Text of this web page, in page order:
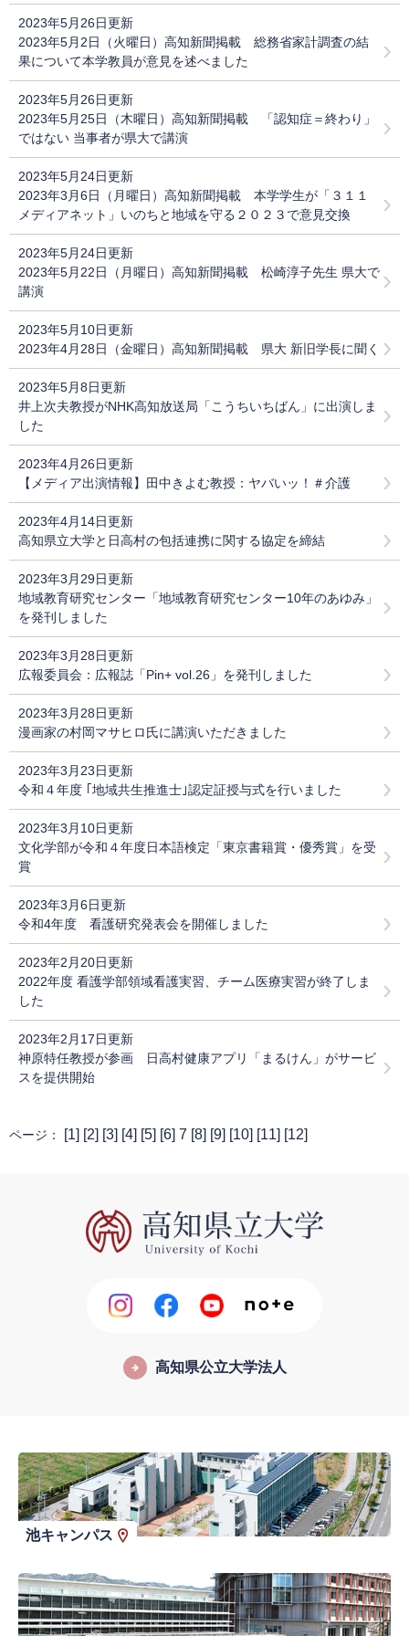
2023年5月26日更新
2023年5月2日（火曜日）高知新聞掲載 総務省家計調査の結
果について本学教員が意見を述べました
2023年5月26日更新
2023年5月25日（木曜日）高知新聞掲載 「認知症＝終わり」
ではない 当事者が県大で講演
2023年5月24日更新
2023年3月6日（月曜日）高知新聞掲載 本学学生が「３１１
メディアネット」いのちと地域を守る２０２３​で意見交換
2023年5月24日更新
2023年5月22日（月曜日）高知新聞掲載 松崎淳子先生 県大で
講演
2023年5月10日更新
2023年4月28日（金曜日）高知新聞掲載 県大 新旧学長に聞く
2023年5月8日更新
井上次夫教授がNHK高知放送局「こうちいちばん」に出演しま
した
2023年4月26日更新
【メディア出演情報】田中きよむ教授：ヤバいッ！＃介護
2023年4月14日更新
高知県立大学と日高村の包括連携に関する協定を締結
2023年3月29日更新
地域教育研究センター「地域教育研究センター10年のあゆみ」
を発刊しました
2023年3月28日更新
広報委員会：広報誌「Pin+ vol.26」を発刊しました
2023年3月28日更新
漫画家の村岡マサヒロ氏に講演いただきました
2023年3月23日更新
令和４年度 ｢地域共生推進士｣認定証授与式を行いました
2023年3月10日更新
文化学部が令和４年度日本語検定「東京書籍賞・優秀賞」を受
賞
2023年3月6日更新
令和4年度 看護研究発表会を開催しました
2023年2月20日更新
2022年度 看護学部領域看護実習、チーム医療実習が終了しま
した
2023年2月17日更新
神原特任教授が参画 日高村健康アプリ「まるけん」がサービ
スを提供開始
ページ： [1] [2] [3] [4] [5] [6] 7 [8] [9] [10] [11] [12]
高知県公立大学法人
池キャンパス